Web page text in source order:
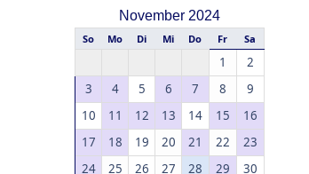
November 2024
So Mo Di Mi Do Fr Sa
1
2
3
4 5 6 7 8
9
10
11 12 13 14 15
16
17
18 19 20 21 22
23
24
25 26 27 28 29 30